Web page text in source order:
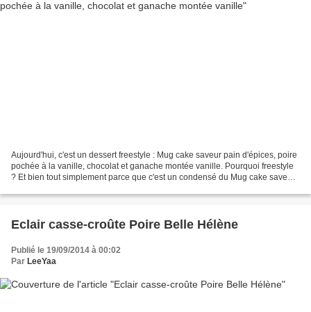
Aujourd'hui, c'est un dessert freestyle : Mug cake saveur pain d'épices, poire
pochée à la vanille, chocolat et ganache montée vanille. Pourquoi freestyle
? Et bien tout simplement parce que c'est un condensé du Mug cake saveur
Eclair casse-croûte Poire Belle Hélène
Publié le 19/09/2014 à 00:02
Par LeeYaa